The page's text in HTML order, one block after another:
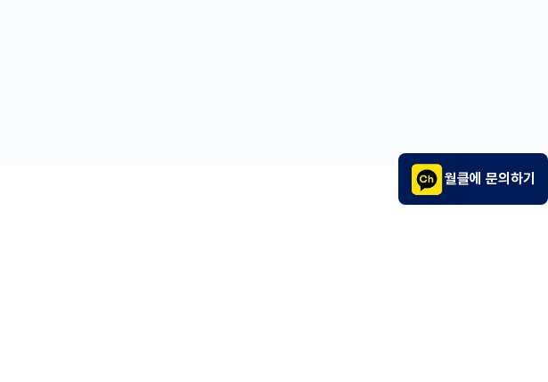
월클에 문의하기